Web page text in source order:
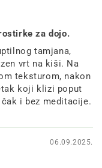
za dojo.
tamjana,
vrt na kiši. Na
teksturom, nakon
koji klizi poput
i bez meditacije.
06.09.2025.